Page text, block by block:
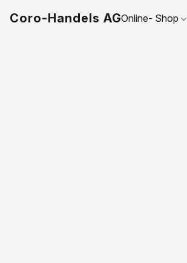
Coro-Handels AGOnline- Shop